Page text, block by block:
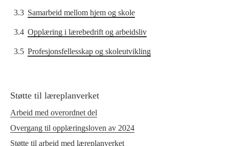
3.3 Samarbeid mellom hjem og skole
3.4 Opplæring i lærebedrift og arbeidsliv
3.5 Profesjonsfellesskap og skoleutvikling
Støtte til læreplanverket
Arbeid med overordnet del
Overgang til opplæringsloven av 2024
Støtte til arbeid med læreplanverket